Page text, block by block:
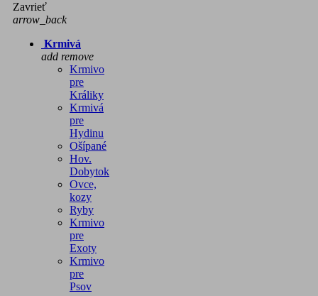
Zavrieť
arrow_back
Krmivá
add remove
Krmivo
pre
Králiky
Krmivá
pre
Hydinu
Ošípané
Hov.
Dobytok
Ovce,
kozy
Ryby
Krmivo
pre
Exoty
Krmivo
pre
Psov